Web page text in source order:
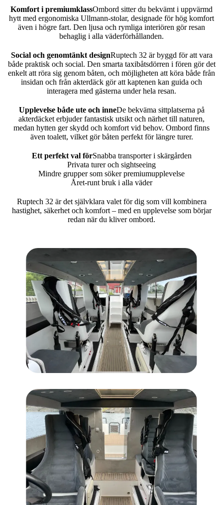
Komfort i premiumklassOmbord sitter du bekvämt i uppvärmd
hytt med ergonomiska Ullmann-stolar, designade för hög komfort
även i högre fart. Den ljusa och rymliga interiören gör resan
behaglig i alla väderförhållanden.
Social och genomtänkt designRuptech 32 är byggd för att vara
både praktisk och social. Den smarta taxibåtsdörren i fören gör det
enkelt att röra sig genom båten, och möjligheten att köra både från
insidan och från akterdäck gör att kaptenen kan guida och
interagera med gästerna under hela resan.
Upplevelse både ute och inneDe bekväma sittplatserna på
akterdäcket erbjuder fantastisk utsikt och närhet till naturen,
medan hytten ger skydd och komfort vid behov. Ombord finns
även toalett, vilket gör båten perfekt för längre turer.
Ett perfekt val förSnabba transporter i skärgården
Privata turer och sightseeing
Mindre grupper som söker premiumupplevelse
Året-runt bruk i alla väder
Ruptech 32 är det självklara valet för dig som vill kombinera
hastighet, säkerhet och komfort – med en upplevelse som börjar
redan när du kliver ombord.